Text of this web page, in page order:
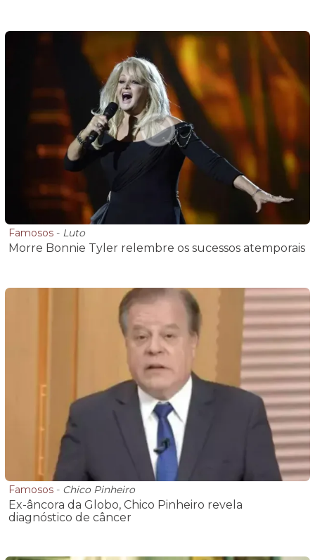
Famosos - Luto
Morre Bonnie Tyler relembre os sucessos atemporais
Famosos - Chico Pinheiro
Ex-âncora da Globo, Chico Pinheiro revela
diagnóstico de câncer